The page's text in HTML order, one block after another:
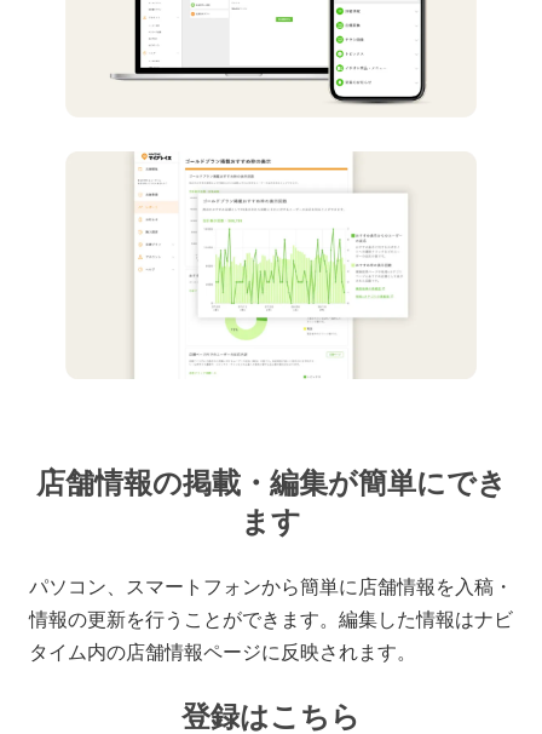
店舗情報の掲載・編集が簡単にでき
ます
パソコン、スマートフォンから簡単に店舗情報を入稿・
情報の更新を行うことができます。編集した情報はナビ
タイム内の店舗情報ページに反映されます。
登録はこちら